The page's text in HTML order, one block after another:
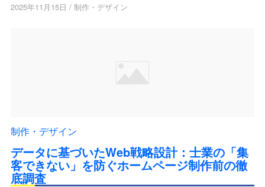
2025年11月15日 / 制作・デザイン
制作・デザイン
データに基づいたWeb戦略設計：士業の「集
客できない」を防ぐホームページ制作前の徹
底調査